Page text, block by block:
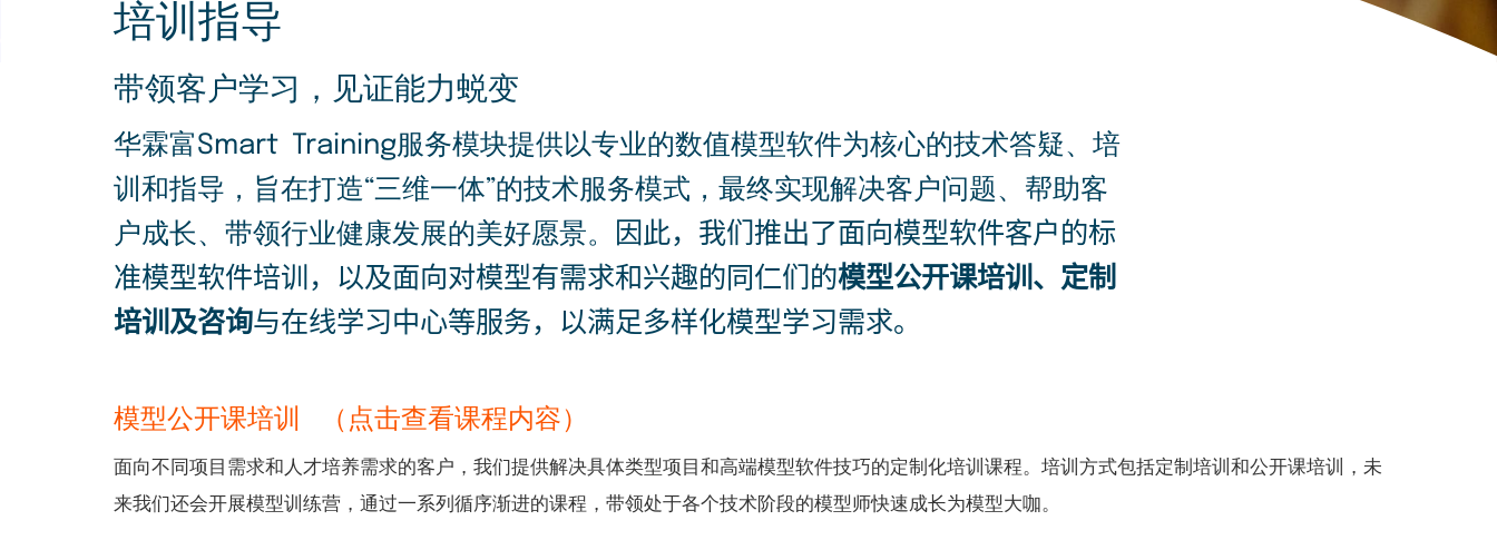
培训指导
带领客户学习，见证能力蜕变
华霖富Smart Training服务模块提供以专业的数值模型软件为核心的技术答疑、培
训和指导，旨在打造“三维一体”的技术服务模式，最终实现解决客户问题、帮助客
户成长、带领行业健康发展的美好愿景。
因此，我们推出了面向模型软件客户的标
准模型软件培训，以及面向对模型有需求和兴趣的同仁们的模型公开课培训、定制
培训及咨询与在线学习中心等服务，以满足多样化模型学习需求。
模型公开课培训 （点击查看课程内容）
面向不同项目需求和人才培养需求的客户，我们提供解决具体类型项目和高端模型软件技巧的定制化培训课程。培训方式包括定制培训和公开课培训，未
来我们还会开展模型训练营，通过一系列循序渐进的课程，带领处于各个技术阶段的模型师快速成长为模型大咖。